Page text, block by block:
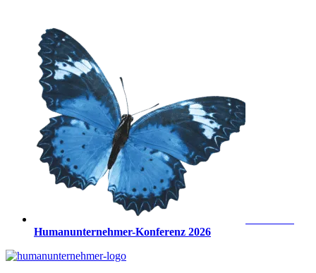
springen
Humanunternehmer-Konferenz 2026